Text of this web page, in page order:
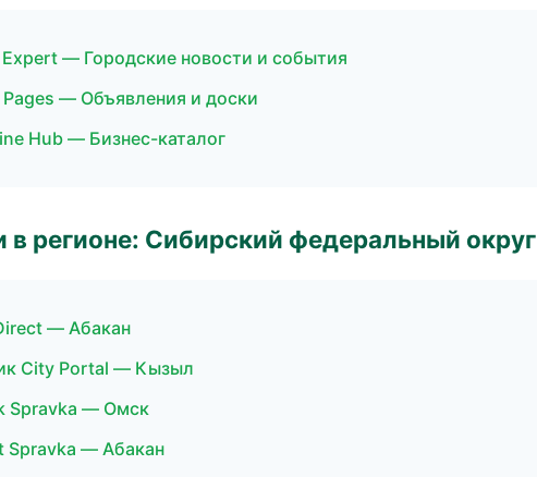
— Городские новости и события
— Объявления и доски
Hub — Бизнес-каталог
в регионе: Сибирский федеральный округ
— Абакан
City Portal — Кызыл
Spravka — Омск
Spravka — Абакан